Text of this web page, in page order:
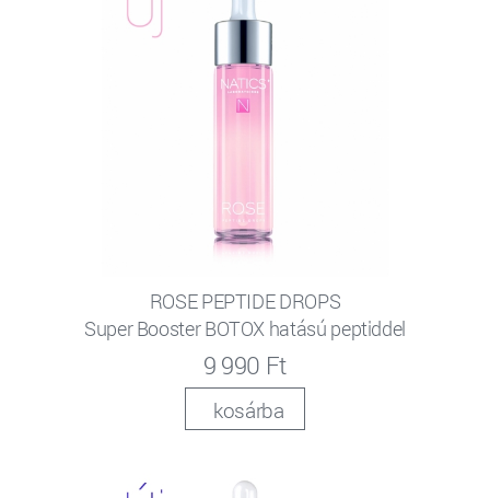
ROSE PEPTIDE DROPS
Super Booster BOTOX hatású peptiddel
9 990 Ft
kosárba